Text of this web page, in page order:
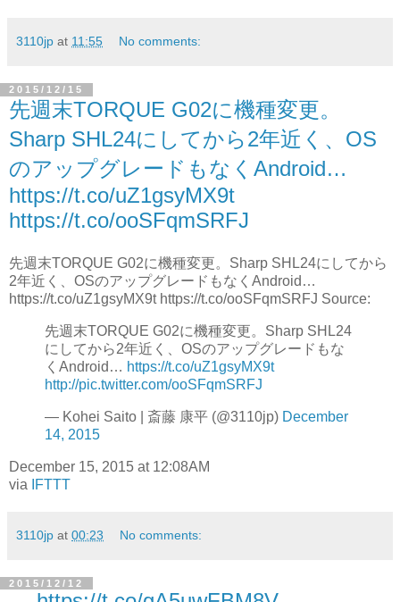
3110jp at 11:55 No comments:
2015/12/15
先週末TORQUE G02に機種変更。
Sharp SHL24にしてから2年近く、OS
のアップグレードもなくAndroid…
https://t.co/uZ1gsyMX9t
https://t.co/ooSFqmSRFJ
先週末TORQUE G02に機種変更。Sharp SHL24にしてから
2年近く、OSのアップグレードもなくAndroid…
https://t.co/uZ1gsyMX9t https://t.co/ooSFqmSRFJ Source:
先週末TORQUE G02に機種変更。Sharp SHL24
にしてから2年近く、OSのアップグレードもな
くAndroid… https://t.co/uZ1gsyMX9t
http://pic.twitter.com/ooSFqmSRFJ
— Kohei Saito | 斎藤 康平 (@3110jp) December
14, 2015
December 15, 2015 at 12:08AM
via
IFTTT
3110jp at 00:23 No comments:
2015/12/12